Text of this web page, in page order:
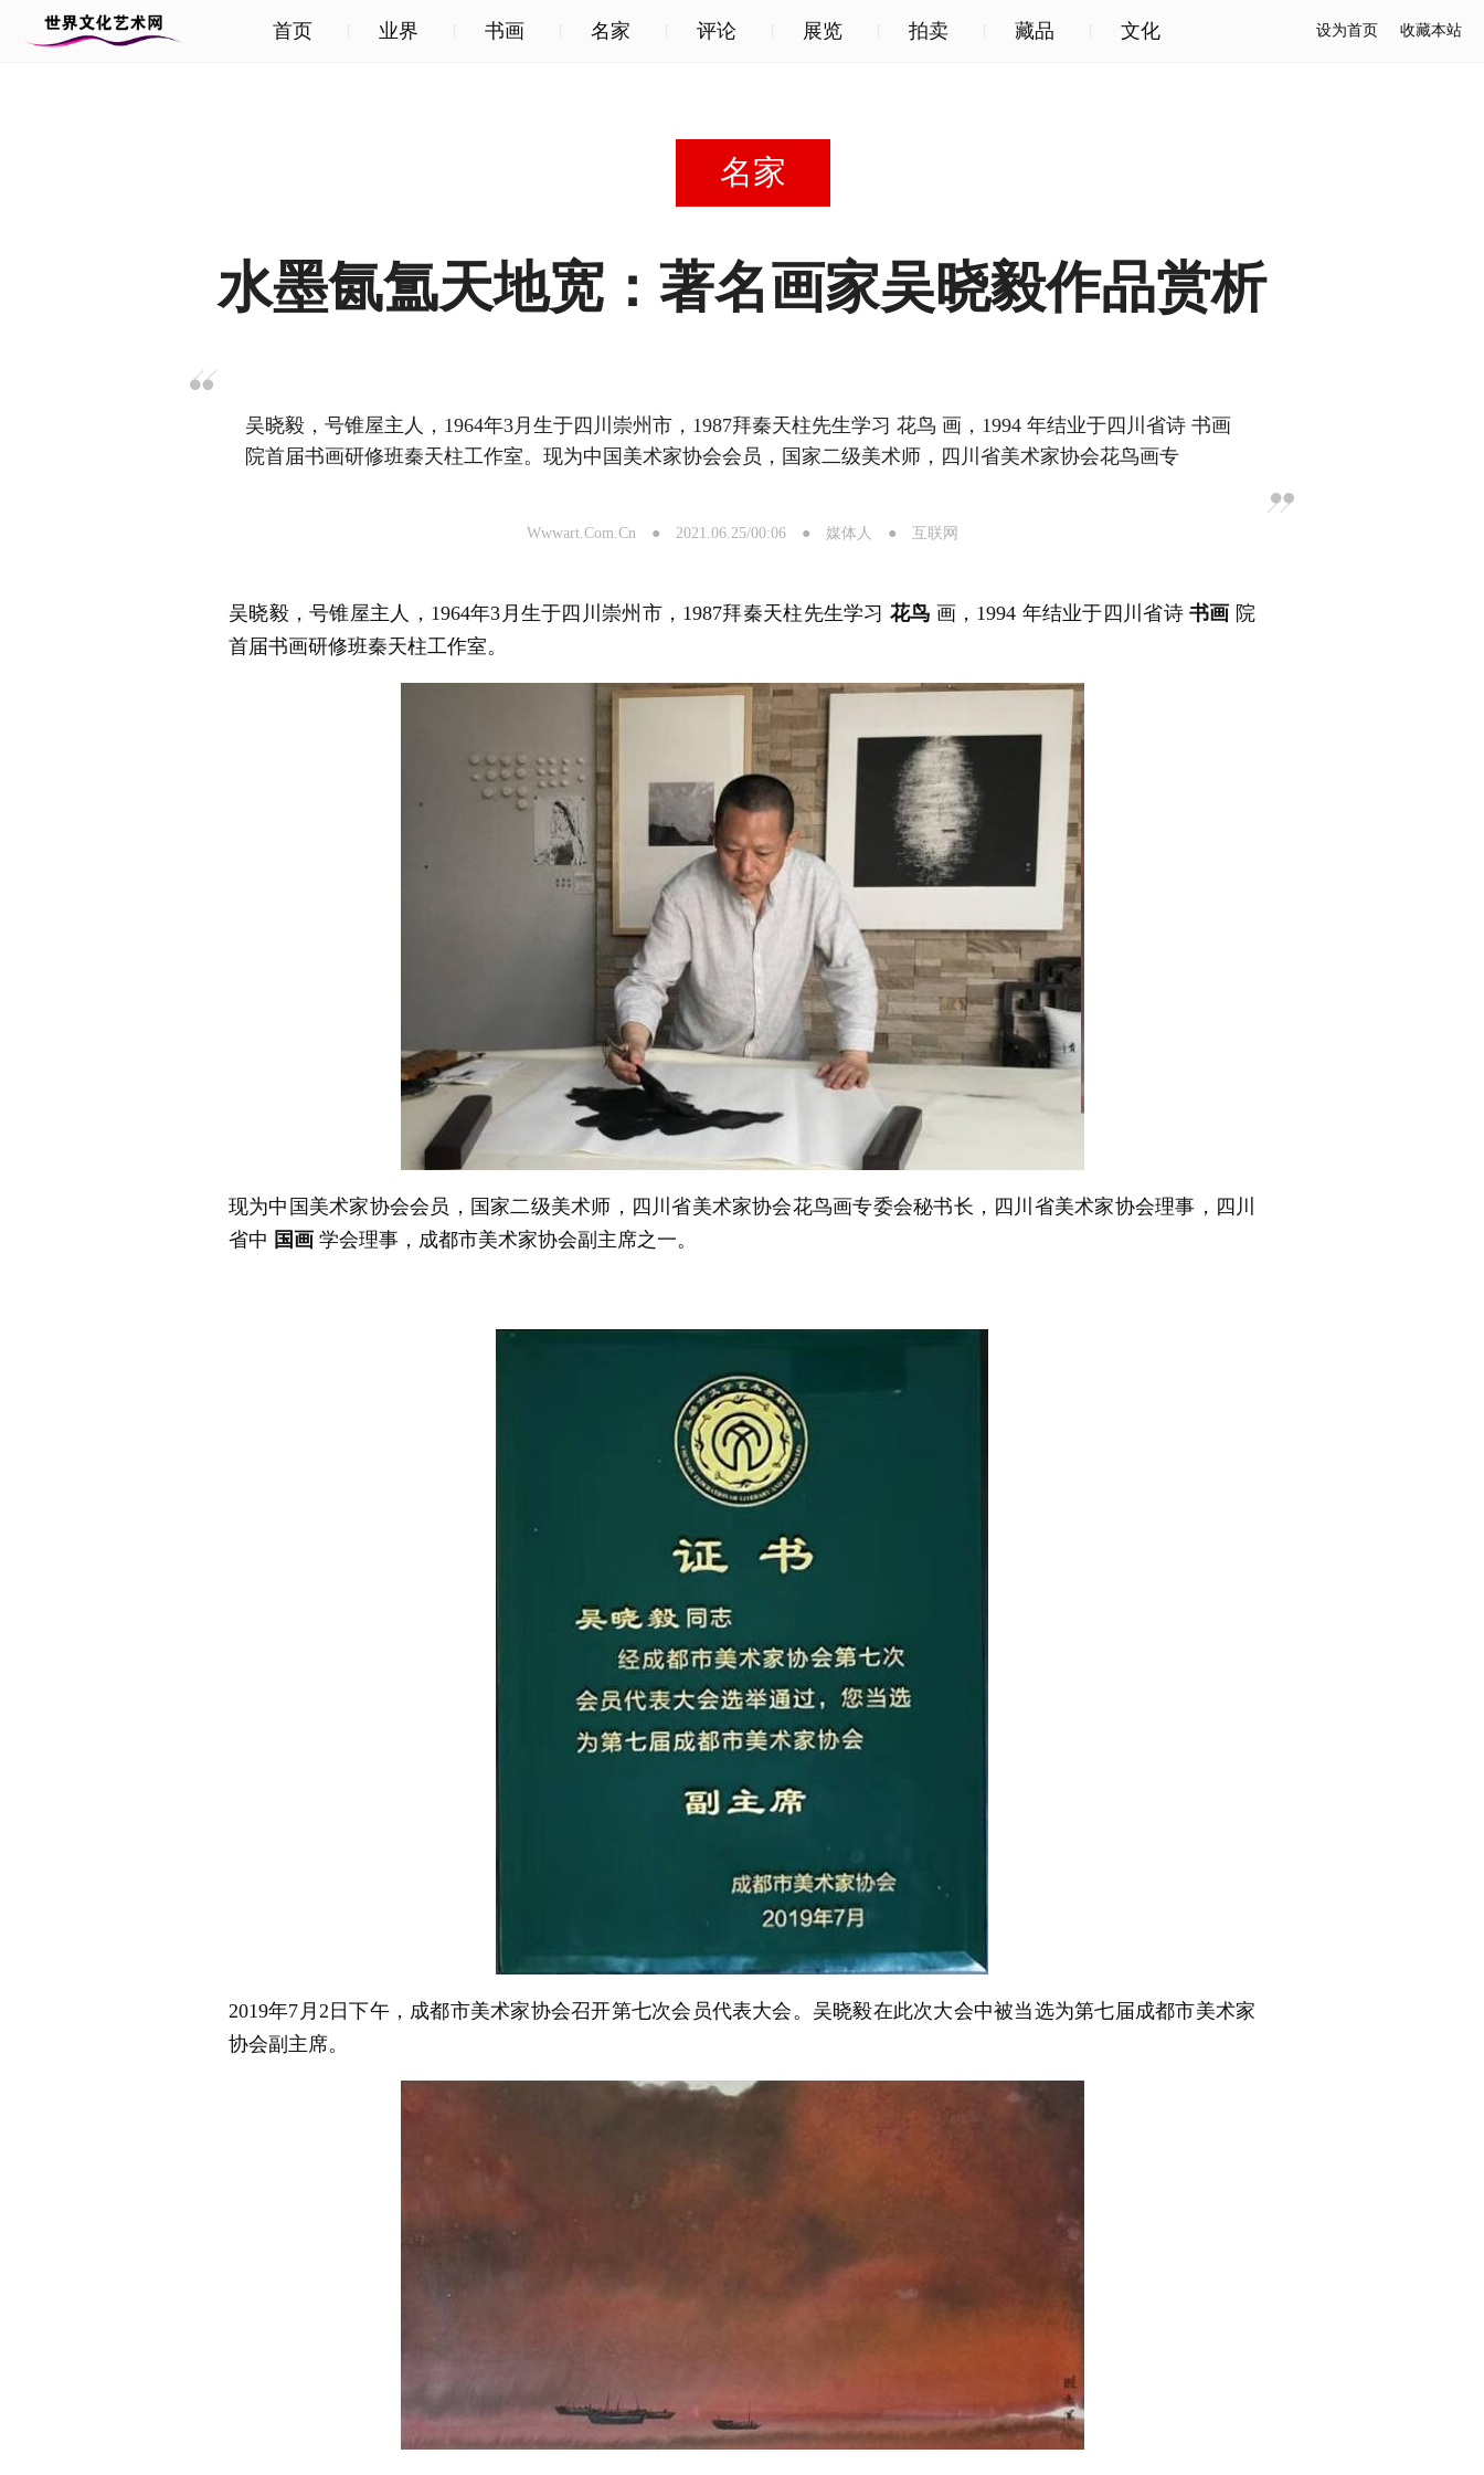
首页 业界 书画 名家 评论 展览 拍卖 藏品 文化 设为首页 收藏本站
名家
水墨氤氲天地宽：著名画家吴晓毅作品赏析
吴晓毅，号锥屋主人，1964年3月生于四川崇州市，1987拜秦天柱先生学习 花鸟 画，1994 年结业于四川省诗 书画
院首届书画研修班秦天柱工作室。现为中国美术家协会会员，国家二级美术师，四川省美术家协会花鸟画专
Wwwart.Com.Cn ● 2021.06.25/00:06 ● 媒体人 ● 互联网
吴晓毅，号锥屋主人，1964年3月生于四川崇州市，1987拜秦天柱先生学习 花鸟 画，1994 年结业于四川省诗书画 院
首届书画研修班秦天柱工作室。
现为中国美术家协会会员，国家二级美术师，四川省美术家协会花鸟画专委会秘书长，四川省美术家协会理事，四川
省中 国画 学会理事，成都市美术家协会副主席之一。
2019年7月2日下午，成都市美术家协会召开第七次会员代表大会。吴晓毅在此次大会中被当选为第七届成都市美术家
协会副主席。